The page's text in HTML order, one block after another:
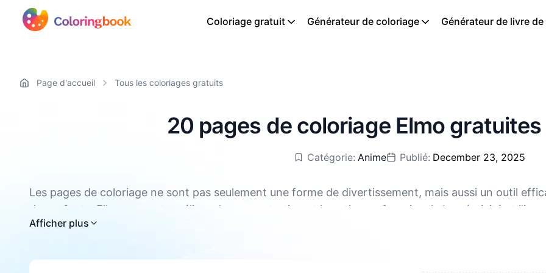
Coloriage gratuit Générateur de coloriage Générateur de livre
Page d'accueil Tous les coloriages gratuits
20 pages de coloriage Elmo
Catégorie: Anime Publié: December 23, 2025
Les pages de coloriage ne sont pas seulement une forme de divertissement, mais aussi un outil
des enfants. Elles peuvent améliorer la concentration et la patience, favoriser la la créativité et
coordination œil main et la motricité fine des enfants sont exercées. En même temps, c'est aussi un
coloriage est aussi un bon moyen de se détendre et de soulager le stress. De plus, le coloriage
Toutes les pages de coloriage Elmo sont disponibles en téléchargement gratuit, aux formats PDF et
Afficher plus